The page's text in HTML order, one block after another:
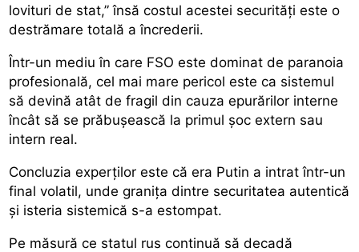
lovituri de stat,” însă costul acestei securități este o
destrămare totală a încrederii.
Într-un mediu în care FSO este dominat de paranoia
profesională, cel mai mare pericol este ca sistemul
să devină atât de fragil din cauza epurărilor interne
încât să se prăbușească la primul șoc extern sau
intern real.
Concluzia experților este că era Putin a intrat într-un
final volatil, unde granița dintre securitatea autentică
și isteria sistemică s-a estompat.
Pe măsură ce statul rus continuă să decadă